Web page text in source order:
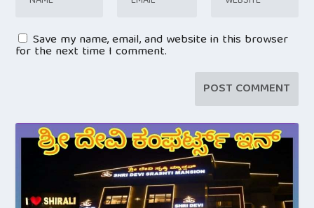
Save my name, email, and website in this browser
for the next time I comment.